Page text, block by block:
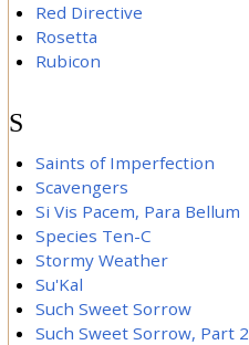
Red Directive
Rosetta
Rubicon
S
Saints of Imperfection
Scavengers
Si Vis Pacem, Para Bellum
Species Ten-C
Stormy Weather
Su'Kal
Such Sweet Sorrow
Such Sweet Sorrow, Part 2